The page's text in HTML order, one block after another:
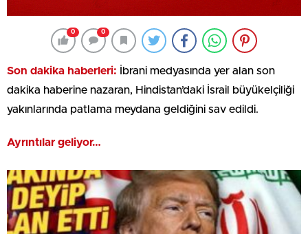
0 0
Son dakika haberleri:
İbrani medyasında yer alan son
dakika haberine nazaran, Hindistan’daki İsrail büyükelçiliği
yakınlarında patlama meydana geldiğini sav edildi.
Ayrıntılar geliyor…